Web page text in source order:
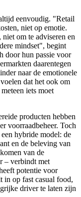
eenvoudig. "Retail
niet op emotie.
om te adviseren en
mindset", begint
door hun passie voor
daarentegen
naar de emotionele
dat het ook om
iets moet
producten hebben
voorraadbeheer. Toch
hybride model: de
en de beleving van
van de
– verbindt met
potentie voor
in op fast casual food,
driver te laten zijn